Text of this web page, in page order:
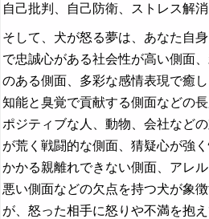
自己批判、自己防衛、ストレス解消
そして、犬が怒る夢は、あなた自
で忠誠心がある社会性が高い側面
のある側面、多彩な感情表現で癒
知能と臭覚で貢献する側面などの
ポジティブな人、動物、会社など
が荒く戦闘的な側面、猜疑心が強
かかる親離れできない側面、アレ
悪い側面などの欠点を持つ犬が象
が、怒った相手に怒りや不満を抱